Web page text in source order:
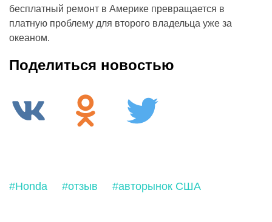
бесплатный ремонт в Америке превращается в
платную проблему для второго владельца уже за
океаном.
Поделиться новостью
#Honda #отзыв #авторынок США